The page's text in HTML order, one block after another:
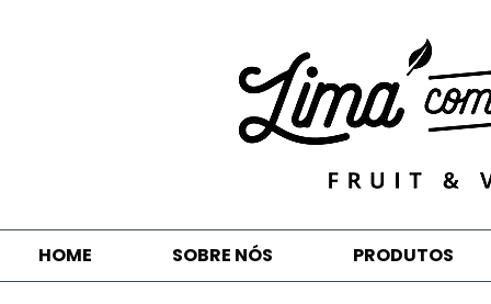
HOME SOBRE NÓS PRODUTOS